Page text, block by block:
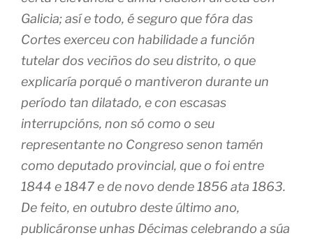
Galicia; así e todo, é seguro que fóra das
Cortes exerceu con habilidade a función
tutelar dos veciños do seu distrito, o que
explicaría porqué o mantiveron durante un
período tan dilatado, e con escasas
interrupcións, non só como o seu
representante no Congreso senon tamén
como deputado provincial, que o foi entre
1844 e 1847 e de novo dende 1856 ata 1863.
De feito, en outubro deste último ano,
publicáronse unhas Décimas celebrando a súa